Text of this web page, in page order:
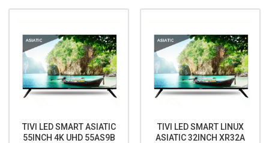
TIVI LED SMART ASIATIC
55INCH 4K UHD 55AS9B
TIVI LED SMART LINUX
ASIATIC 32INCH XR32A